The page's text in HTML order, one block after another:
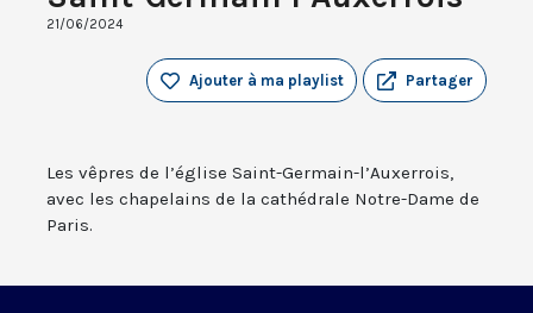
21/06/2024
Partager
Ajouter à ma playlist
Les vêpres de l’église Saint-Germain-l’Auxerrois,
avec les chapelains de la cathédrale Notre-Dame de
Paris.